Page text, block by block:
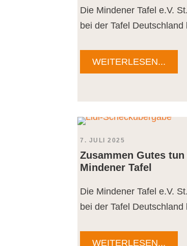
Die Mindener Tafel e.V.
bei der Tafel Deutschland
WEITERLESEN...
7. JULI 2025
Zusammen Gutes
Mindener Tafel
Die Mindener Tafel e.V.
bei der Tafel Deutschland
WEITERLESEN...